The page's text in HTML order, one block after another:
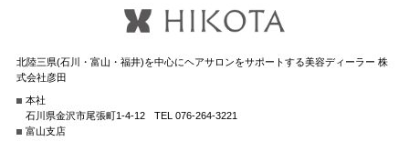
北陸三県(石川・富山・福井)を中心にヘアサロンをサポートする美容ディーラー 株
式会社彦田
本社
石川県金沢市尾張町1-4-12
TEL 076-264-3221
富山支店